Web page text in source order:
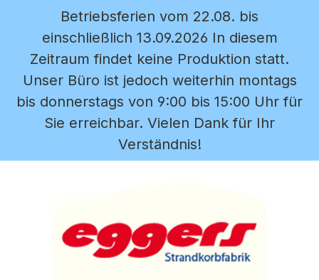
Zum Hauptinhalt springen
Betriebsferien vom 22.08. bis
einschließlich 13.09.2026 In diesem
Zeitraum findet keine Produktion statt.
Unser Büro ist jedoch weiterhin montags
bis donnerstags von 9:00 bis 15:00 Uhr für
Sie erreichbar. Vielen Dank für Ihr
Verständnis!